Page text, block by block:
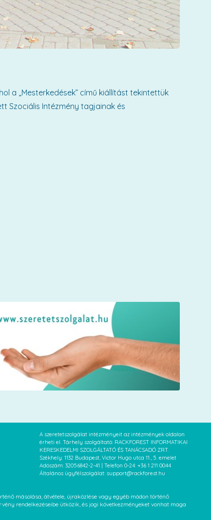
a „Mesterkedések” című kiállítást tekintettük
Szociális Intézmény tagjainak és
A szeretetszolgálat intézményeit az intézmények oldalon
érheti el. Tárhely szolgáltató: RACKFOREST INFORMATIKAI
KERESKEDELMI SZOLGÁLTATÓ ÉS TANÁCSADÓ ZRT.
Székhely: 1132 Budapest, Victor Hugo utca 11., 5. emelet
Adószám: 32056842-2-41 | Telefon 0-24: +36 1 211 0044
Általános ügyfélszolgálat: support@rackforest.hu
másolása, átvétele, újraközlése vagy egyéb módon történő
rendelkezéseibe ütközik, és jogi következményeket vonhat maga